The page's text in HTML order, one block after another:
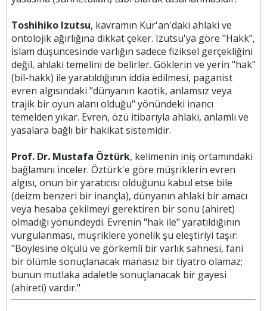
Toshihiko Izutsu, kavramın Kur'an'daki ahlaki ve
ontolojik ağırlığına dikkat çeker. Izutsu'ya göre "Hakk",
İslam düşüncesinde varlığın sadece fiziksel gerçekliğini
değil, ahlaki temelini de belirler. Göklerin ve yerin "hak"
(bil-hakk) ile yaratıldığının iddia edilmesi, paganist
evren algısındaki "dünyanın kaotik, anlamsız veya
trajik bir oyun alanı olduğu" yönündeki inancı
temelden yıkar. Evren, özü itibarıyla ahlaki, anlamlı ve
yasalara bağlı bir hakikat sistemidir.
Prof. Dr. Mustafa Öztürk, kelimenin iniş ortamındaki
bağlamını inceler. Öztürk'e göre müşriklerin evren
algısı, onun bir yaratıcısı olduğunu kabul etse bile
(deizm benzeri bir inançla), dünyanın ahlaki bir amacı
veya hesaba çekilmeyi gerektiren bir sonu (ahiret)
olmadığı yönündeydi. Evrenin "hak ile" yaratıldığının
vurgulanması, müşriklere yönelik şu eleştiriyi taşır:
"Böylesine ölçülü ve görkemli bir varlık sahnesi, fani
bir ölümle sonuçlanacak manasız bir tiyatro olamaz;
bunun mutlaka adaletle sonuçlanacak bir gayesi
(ahireti) vardır."